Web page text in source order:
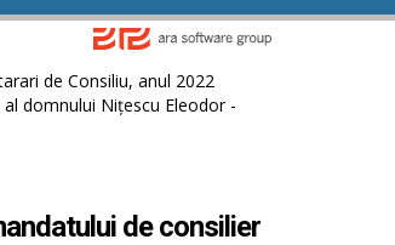
de Consiliu, anul 2022
domnului Nițescu Eleodor -
de consilier